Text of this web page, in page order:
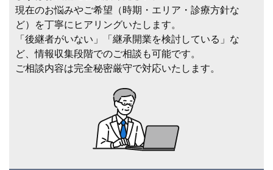
現在のお悩みやご希望（時期・エリア・診療方針な
ど）を丁寧にヒアリングいたします。
「後継者がいない」「継承開業を検討している」な
ど、情報収集段階でのご相談も可能です。
ご相談内容は完全秘密厳守で対応いたします。